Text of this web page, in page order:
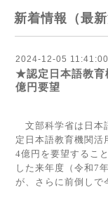
新着情報（最新
2024-12-05 11:41:00
★認定日本語教育
億円要望
文部科学省は日本
定日本語教育機関活
4億円を要望するこ
した来年度（令和 7
が、さらに前倒しで